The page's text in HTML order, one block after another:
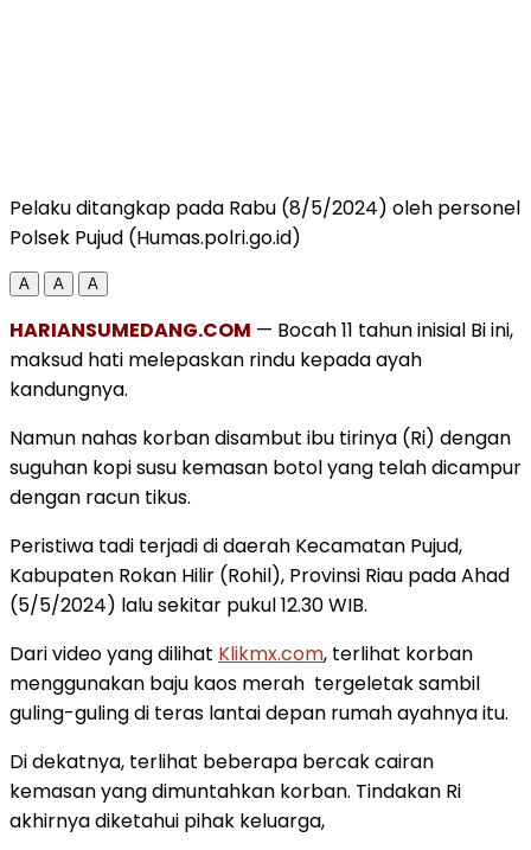
Pelaku ditangkap pada Rabu (8/5/2024) oleh personel
Polsek Pujud (Humas.polri.go.id)
A A A
HARIANSUMEDANG.COM — Bocah 11 tahun inisial Bi ini,
maksud hati melepaskan rindu kepada ayah
kandungnya.
Namun nahas korban disambut ibu tirinya (Ri) dengan
suguhan kopi susu kemasan botol yang telah dicampur
dengan racun tikus.
Peristiwa tadi terjadi di daerah Kecamatan Pujud,
Kabupaten Rokan Hilir (Rohil), Provinsi Riau pada Ahad
(5/5/2024) lalu sekitar pukul 12.30 WIB.
Dari video yang dilihat Klikmx.com, terlihat korban
menggunakan baju kaos merah tergeletak sambil
guling-guling di teras lantai depan rumah ayahnya itu.
Di dekatnya, terlihat beberapa bercak cairan
kemasan yang dimuntahkan korban. Tindakan Ri
akhirnya diketahui pihak keluarga,